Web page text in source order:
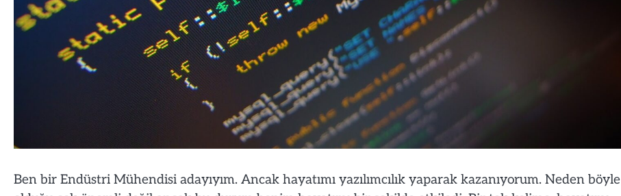
Ben bir Endüstri Mühendisi adayıyım. Ancak hayatımı yazılımcılık yaparak kazanıyorum. Neden böyle